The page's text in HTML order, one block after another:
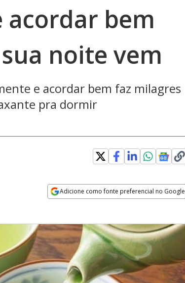
bem
noite vem
e acordar bem faz milagres
pra dormir
Adicione como fonte preferencial no Google